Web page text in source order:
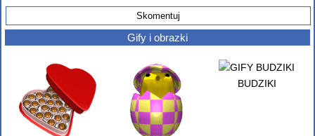
Gify i obrazki
BUDZIKI